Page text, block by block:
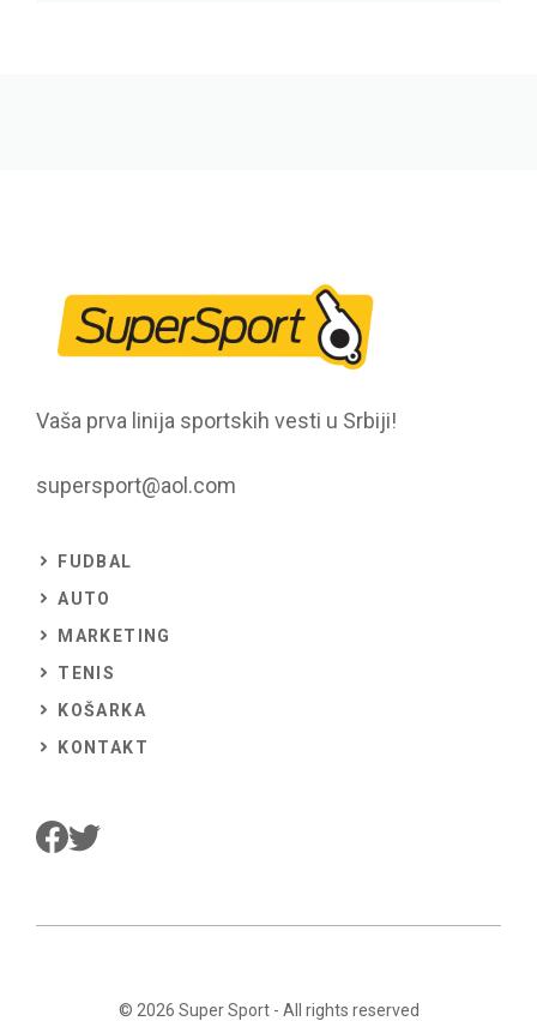
Vaša prva linija sportskih vesti u Srbiji!
supersport@aol.com
FUDBAL
AUTO
MARKETING
TENIS
KOŠARKA
KONTAKT
© 2026 Super Sport- All rights reserved